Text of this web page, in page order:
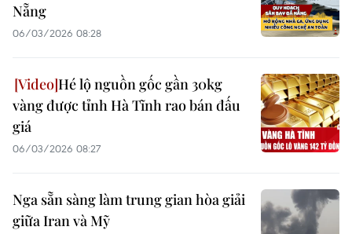
Nẵng
06/03/2026 08:28
Hé lộ nguồn gốc gần 30kg
vàng được tỉnh Hà Tĩnh rao bán đấu
giá
06/03/2026 08:27
Nga sẵn sàng làm trung gian hòa giải
giữa Iran và Mỹ